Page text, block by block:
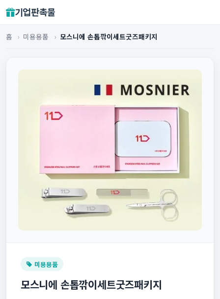
기업판촉물
홈 › 미용용품 › 모스니에 손톱깎이세트굿즈패키지
미용용품
모스니에 손톱깎이세트굿즈패키지